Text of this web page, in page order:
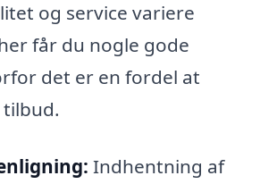
og service variere
får du nogle gode
det er en fordel at
Indhentning af